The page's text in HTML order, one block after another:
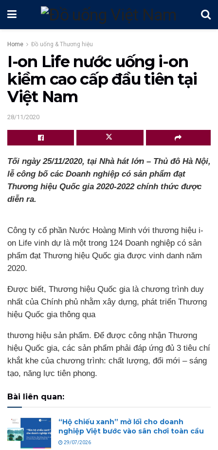
Home Đồ uống & Thương hiệu
I-on Life nước uống i-on
kiềm cao cấp đầu tiên tại
Việt Nam
28/11/2020
Tối ngày 25/11/2020, tại Nhà hát lớn – Thủ đô Hà Nội,
lễ công bố các Doanh nghiệp có sản phẩm đạt
Thương hiệu Quốc gia 2020-2022 chính thức được
diễn ra.
Công ty cổ phần Nước Hoàng Minh với thương hiệu i-
on Life vinh dự là một trong 124 Doanh nghiệp có sản
phẩm đạt Thương hiệu Quốc gia được vinh danh năm
2020.
Được biết, Thương hiệu Quốc gia là chương trình duy
nhất của Chính phủ nhằm xây dựng, phát triển Thương
hiệu Quốc gia thông qua
thương hiệu sản phẩm. Để được công nhận Thương
hiệu Quốc gia, các sản phẩm phải đáp ứng đủ 3 tiêu chí
khắt khe của chương trình: chất lượng, đổi mới – sáng
tạo, năng lực tiên phong.
Bài liên quan:
“Hộ chiếu xanh” mở lối cho doanh
nghiệp Việt bước vào sân chơi toàn cầu
29/07/2026